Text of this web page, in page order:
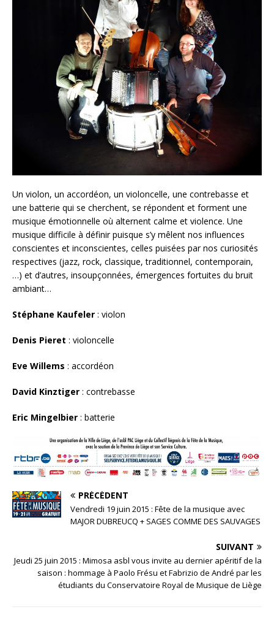
Un violon, un accordéon, un violoncelle, une contrebasse et
une batterie qui se cherchent, se répondent et forment une
musique émotionnelle où alternent calme et violence. Une
musique difficile à définir puisque s’y mêlent nos influences
conscientes et inconscientes, celles puisées par nos curiosités
respectives (jazz, rock, classique, traditionnel, contemporain,
…) et d’autres, insoupçonnées, émergences fortuites du bruit
ambiant…
Stéphane Kaufeler : violon
Denis Pieret : violoncelle
Eve Willems : accordéon
David Kinztiger : contrebasse
Eric Mingelbier : batterie
PRÉCÉDENT
Vendredi 19 juin 2015 : Fête de la musique avec
MAJOR DUBREUCQ + SAGES COMME DES SAUVAGES
SUIVANT
Jeudi 25 juin 2015 : Mimosa asbl vous invite au dernier apéritif de la
saison : hommage à Paolo Frésu et Fabrizio de André par les
étudiants du Conservatoire Royal de Musique de Liège